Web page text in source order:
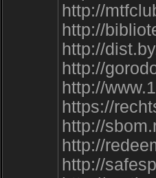
http://
http://
http://
http://
http://
https://
http://
http://
http://